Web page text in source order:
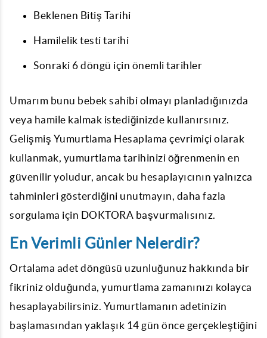
Beklenen Bitiş Tarihi
Hamilelik testi tarihi
Sonraki 6 döngü için önemli tarihler
Umarım bunu bebek sahibi olmayı planladığınızda
veya hamile kalmak istediğinizde kullanırsınız.
Gelişmiş Yumurtlama Hesaplama çevrimiçi olarak
kullanmak, yumurtlama tarihinizi öğrenmenin en
güvenilir yoludur, ancak bu hesaplayıcının yalnızca
tahminleri gösterdiğini unutmayın, daha fazla
sorgulama için DOKTORA başvurmalısınız.
En Verimli Günler Nelerdir?
Ortalama adet döngüsü uzunluğunuz hakkında bir
fikriniz olduğunda, yumurtlama zamanınızı kolayca
hesaplayabilirsiniz. Yumurtlamanın adetinizin
başlamasından yaklaşık 14 gün önce gerçekleştiğini